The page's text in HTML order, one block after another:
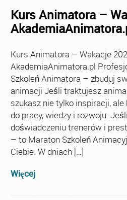
Kurs Animatora –
Kurs Animatora – Wakacje
AkademiaAnimatora.pl
Szkoleń Animatora – zbuduj
animacji Jeśli traktujesz
szukasz nie tylko inspiracji,
do pracy, wiedzy i rozwoju.
doświadczeniu trenerów i
– to Maraton Szkoleń
Ciebie. W dniach […]
Więcej